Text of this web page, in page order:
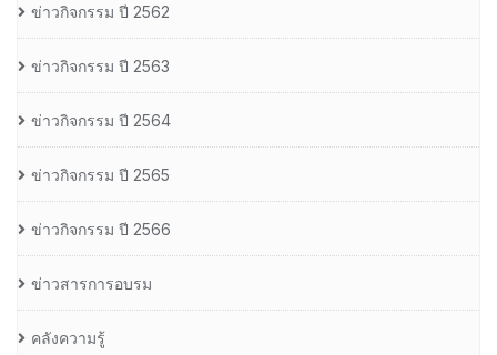
ข่าวกิจกรรม ปี 2562
ข่าวกิจกรรม ปี 2563
ข่าวกิจกรรม ปี 2564
ข่าวกิจกรรม ปี 2565
ข่าวกิจกรรม ปี 2566
ข่าวสารการอบรม
คลังความรู้